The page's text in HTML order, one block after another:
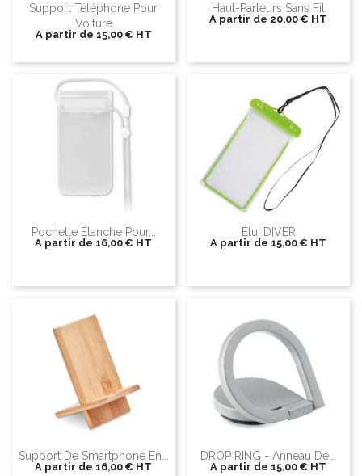
Support Téléphone Pour
Voiture
A partir de 15,00 € HT
Haut-Parleurs Sans Fil
A partir de 20,00 € HT
Pochette Étanche Pour...
A partir de 16,00 € HT
Étui DIVER
A partir de 15,00 € HT
Support De Smartphone En...
A partir de 16,00 € HT
DROP RING - Anneau De...
A partir de 15,00 € HT